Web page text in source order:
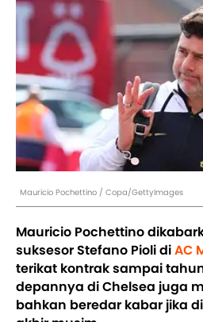
Mauricio Pochettino / Copa/GettyImages
Mauricio Pochettino
suksesor Stefano Pioli diAC
terikat kontrak sampai
depannya di Chelsea juga
bahkan beredar kabar jika